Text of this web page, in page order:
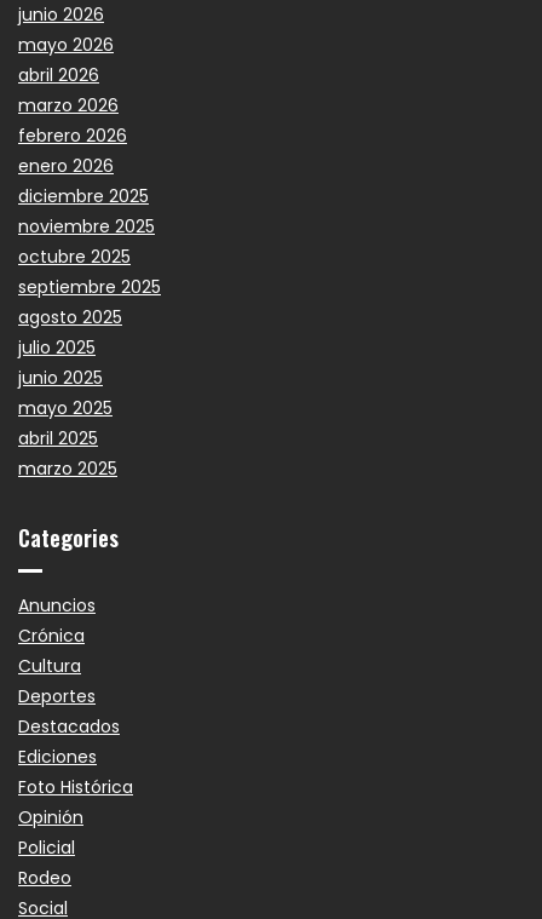
junio 2026
mayo 2026
abril 2026
marzo 2026
febrero 2026
enero 2026
diciembre 2025
noviembre 2025
octubre 2025
septiembre 2025
agosto 2025
julio 2025
junio 2025
mayo 2025
abril 2025
marzo 2025
Categories
Anuncios
Crónica
Cultura
Deportes
Destacados
Ediciones
Foto Histórica
Opinión
Policial
Rodeo
Social